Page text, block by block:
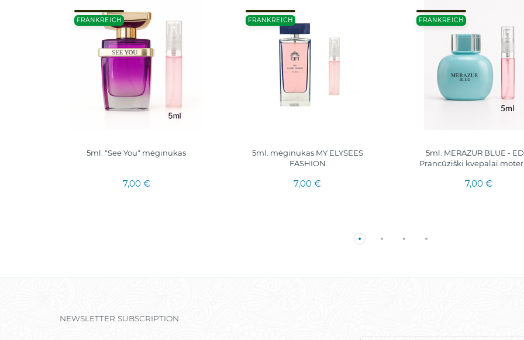
FRANKREICH
5ml. "See You" mėginukas
7,00 €
FRANKREICH
5ml. mėginukas MY ELYSEES
FASHION
7,00 €
FRANKREICH
5ml. MERAZUR BLUE -
Prancūziški kvepalai
7,00 €
NEWSLETTER SUBSCRIPTION